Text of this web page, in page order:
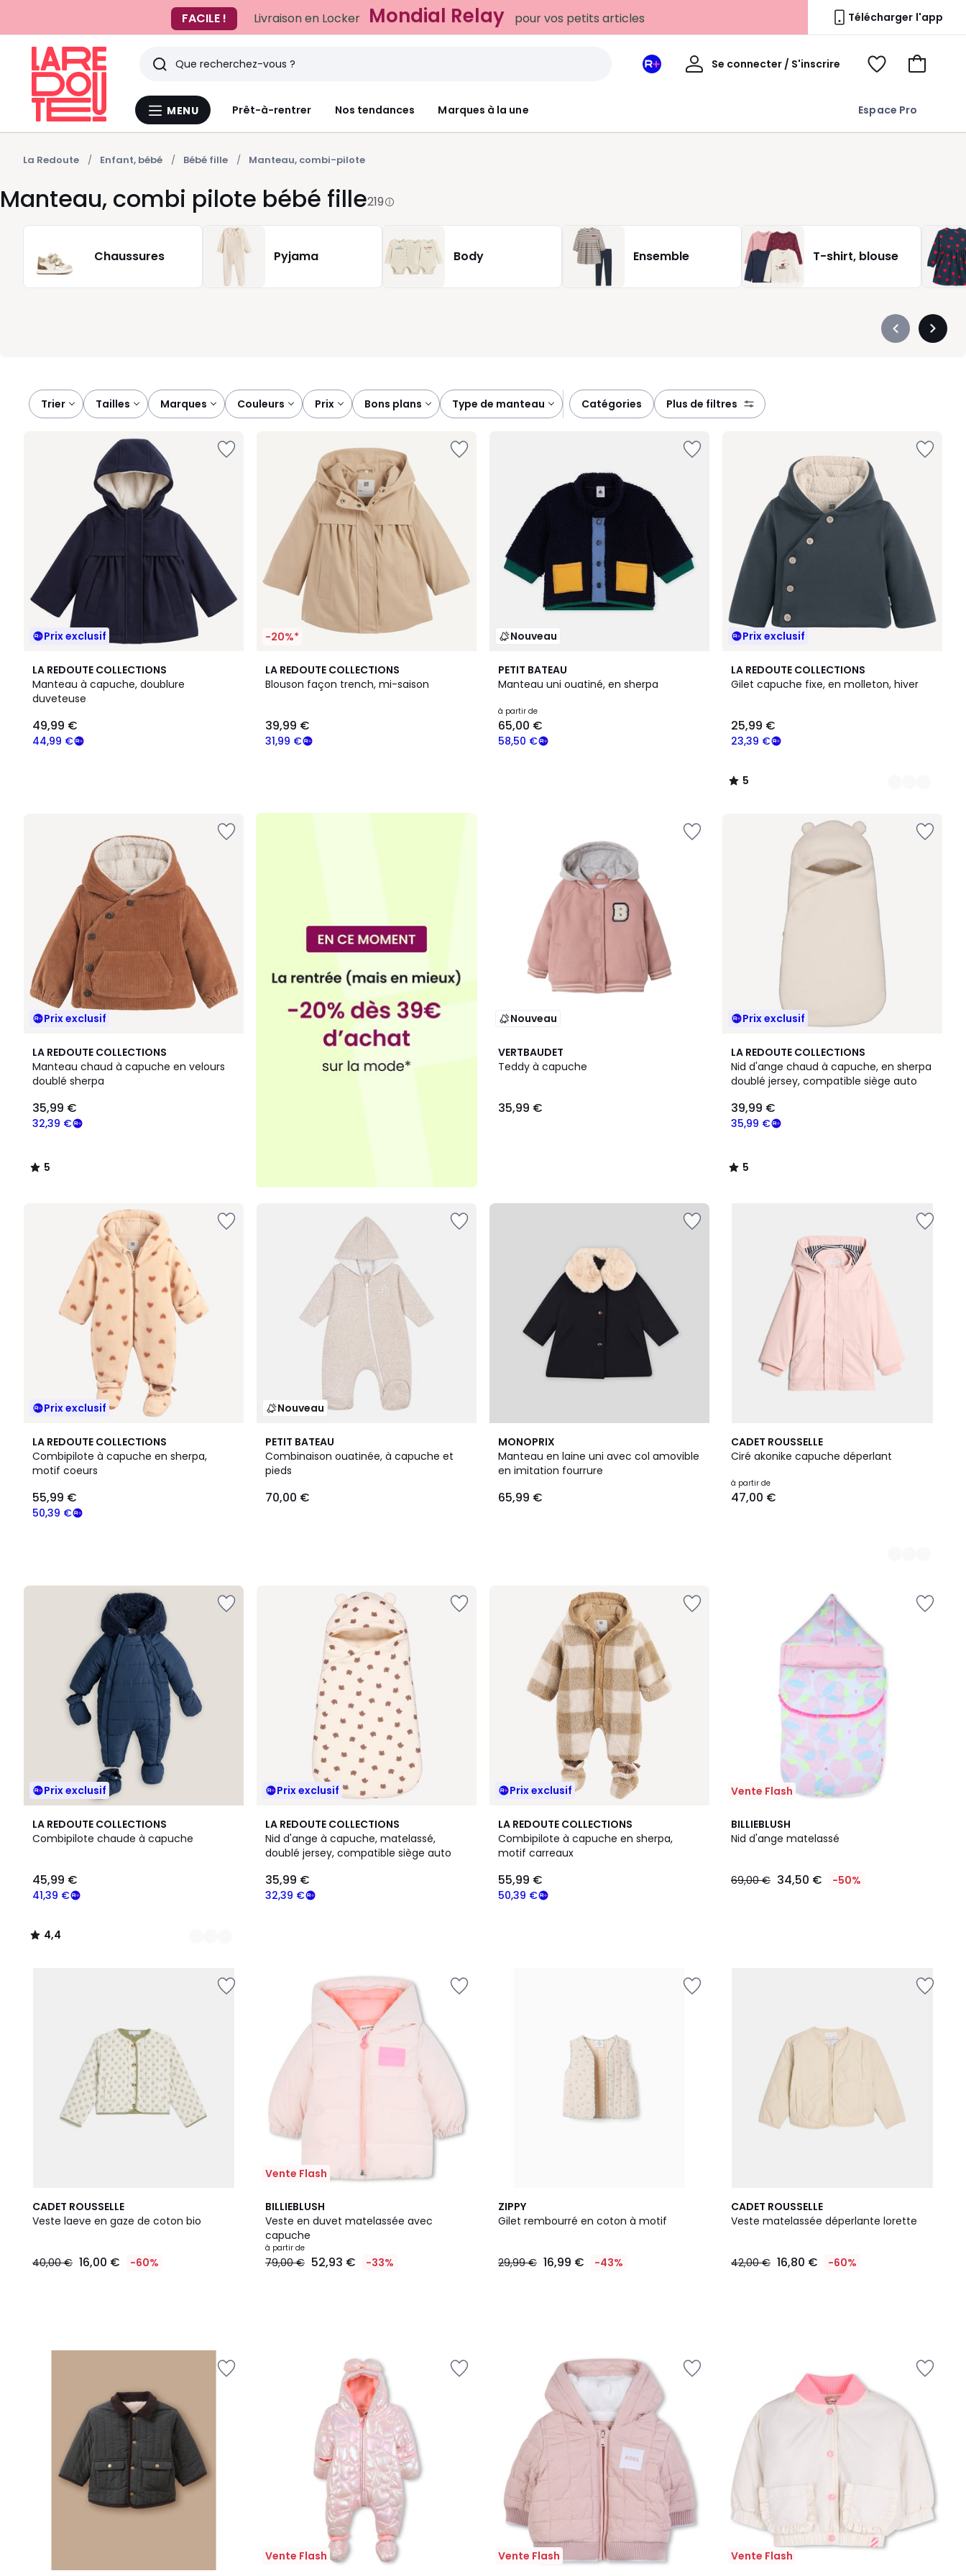
FACILE !
Livraison en Locker Mondial Relay pour vos petits articles Télécharger l'app
Menu
MENU Prêt-à-rentrer Nos tendances Marques à la une Espace Pro
Rechercher
Derniers
articles
vus
Mon
Se connecter / S'inscrire
Mon
Voir
Voir
La Redoute Enfant, bébé Bébé fille Manteau, combi-pilote
Manteau, combi pilote bébé fille219
Chaussures Pyjama Body Ensemble T-shirt, blouse
Précédent
Trier
tailles marques couleurs prix bons plans type de manteau catégories plus de filtres
Prix exclusif
LA REDOUTE COLLECTIONS
Manteau à capuche, doublure
duveteuse
€
souscrivez
44,99 €
49,99 €
-20%*
LA REDOUTE COLLECTIONS
Blouson façon trench, mi-saison
31,99 €
39,99 €
Nouveau
PETIT BATEAU
Manteau uni ouatiné, en sherpa
à partir de
58,50 €
65,00 €
Prix exclusif
LA REDOUTE COLLECTIONS
Gilet capuche fixe, en molleton, hiver
23,39 €
25,99 €
5
/
2
Couleurs
5
/
Prix exclusif
LA REDOUTE COLLECTIONS
Manteau chaud à capuche en velours
doublé sherpa
32,39 €
35,99 €
5
/
5
5
/
Nouveau
VERTBAUDET
Teddy à capuche
35,99 €
Prix exclusif
LA REDOUTE COLLECTIONS
Nid d'ange chaud à capuche, en sherpa
doublé jersey, compatible siège auto
35,99 €
39,99 €
5
/
5
5
/
Prix exclusif
LA REDOUTE COLLECTIONS
Combipilote à capuche en sherpa,
motif coeurs
50,39 €
55,99 €
Nouveau
PETIT BATEAU
Combinaison ouatinée, à capuche et
pieds
70,00 €
MONOPRIX
Manteau en laine uni avec col amovible
en imitation fourrure
65,99 €
CADET ROUSSELLE
Ciré akonike capuche déperlant
à partir de
47,00 €
6
Couleurs
Prix exclusif
LA REDOUTE COLLECTIONS
Combipilote chaude à capuche
41,39 €
45,99 €
4,4
/ 5
2
Couleurs
4,4
/
Prix exclusif
LA REDOUTE COLLECTIONS
Nid d'ange à capuche, matelassé,
doublé jersey, compatible siège auto
32,39 €
35,99 €
Prix exclusif
LA REDOUTE COLLECTIONS
Combipilote à capuche en sherpa,
motif carreaux
50,39 €
55,99 €
Vente Flash
BILLIEBLUSH
Nid d'ange matelassé
69,00 € 34,50 € -50%
CADET ROUSSELLE
Veste laeve en gaze de coton bio
40,00 € 16,00 € -60%
Vente Flash
BILLIEBLUSH
Veste en duvet matelassée avec
capuche
à partir de
79,00 € 52,93 € -33%
ZIPPY
Gilet rembourré en coton à motif
29,99 € 16,99 € -43%
CADET ROUSSELLE
Veste matelassée déperlante lorette
42,00 € 16,80 € -60%
Vente Flash Vente Flash Vente Flash